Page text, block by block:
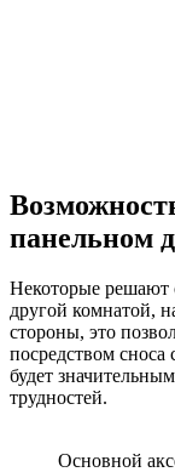
панельном
Некоторые решают
другой комнатой,
стороны, это
посредством сноса
будет
трудностей.
Основной